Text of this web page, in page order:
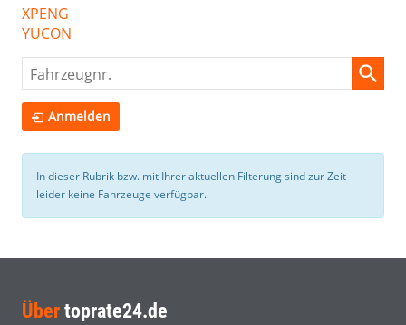
In dieser Rubrik bzw. mit Ihrer aktuellen Filterung sind zur Zeit
leider keine Fahrzeuge verfügbar.
XPENG
YUCON
Fahrzeugnr.
Anmelden
Über toprate24.de